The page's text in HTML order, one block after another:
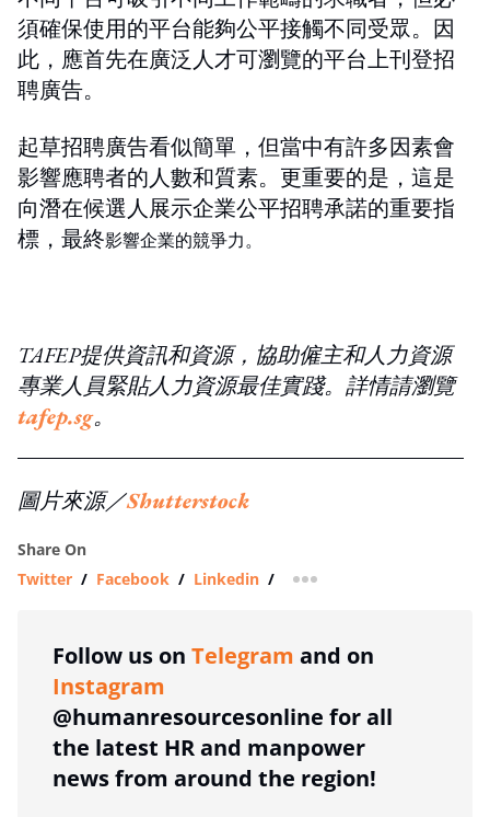
須確保使用的平台能夠公平接觸不同受眾。因
此，應首先在廣泛人才可瀏覽的平台上刊登招
聘廣告。
起草招聘廣告看似簡單，但當中有許多因素會
影響應聘者的人數和質素。更重要的是，這是
向潛在候選人展示企業公平招聘承諾的重要指
標，最終影響企業的競爭力。
TAFEP提供資訊和資源，協助僱主和人力資源
專業人員緊貼人力資源最佳實踐。詳情請瀏覽
tafep.sg。
圖片來源／Shutterstock
Share On
Twitter / Facebook / Linkedin / more sharing option
Follow us on Telegram and on
Instagram
@humanresourcesonline for all
the latest HR and manpower
news from around the region!